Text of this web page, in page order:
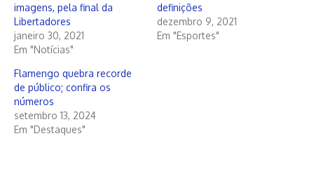
imagens, pela final da
Libertadores
janeiro 30, 2021
Em "Notícias"
definições
dezembro 9, 2021
Em "Esportes"
Flamengo quebra recorde
de público; confira os
números
setembro 13, 2024
Em "Destaques"